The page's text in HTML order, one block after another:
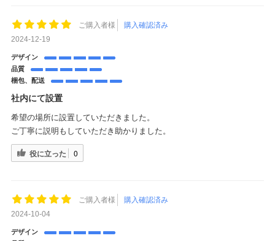
ご購入者様
購入確認済み
2024-12-19
デザイン
品質
梱包、配送
社内にて設置
希望の場所に設置していただきました。
ご丁寧に説明もしていただき助かりました。
役に立った 0
ご購入者様
購入確認済み
2024-10-04
デザイン